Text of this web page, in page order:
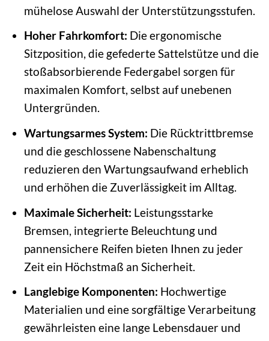
mühelose Auswahl der Unterstützungsstufen.
Hoher Fahrkomfort: Die ergonomische
Sitzposition, die gefederte Sattelstütze und die
stoßabsorbierende Federgabel sorgen für
maximalen Komfort, selbst auf unebenen
Untergründen.
Wartungsarmes System: Die Rücktrittbremse
und die geschlossene Nabenschaltung
reduzieren den Wartungsaufwand erheblich
und erhöhen die Zuverlässigkeit im Alltag.
Maximale Sicherheit: Leistungsstarke
Bremsen, integrierte Beleuchtung und
pannensichere Reifen bieten Ihnen zu jeder
Zeit ein Höchstmaß an Sicherheit.
Langlebige Komponenten: Hochwertige
Materialien und eine sorgfältige Verarbeitung
gewährleisten eine lange Lebensdauer und